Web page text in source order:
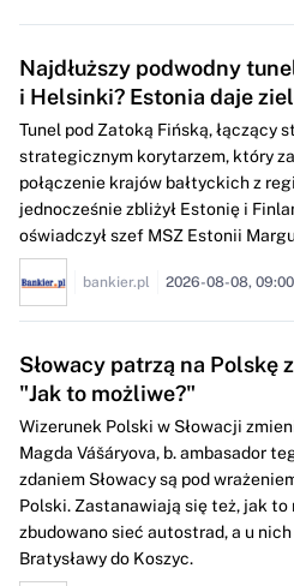
Najdłuższy podwodny
i Helsinki? Estonia daje
Tunel pod Zatoką Fińską, łączący
strategicznym korytarzem, który
połączenie krajów bałtyckich z
jednocześnie zbliżył Estonię i
oświadczył szef MSZ Estonii
bankier.pl 2026-08-08, 09:00
Słowacy patrzą na Polskę
"Jak to możliwe?"
Wizerunek Polski w Słowacji
Magda Vášáryova, b. ambasador
zdaniem Słowacy są pod
Polski. Zastanawiają się też, jak to
zbudowano sieć autostrad, a u
Bratysławy do Koszyc.